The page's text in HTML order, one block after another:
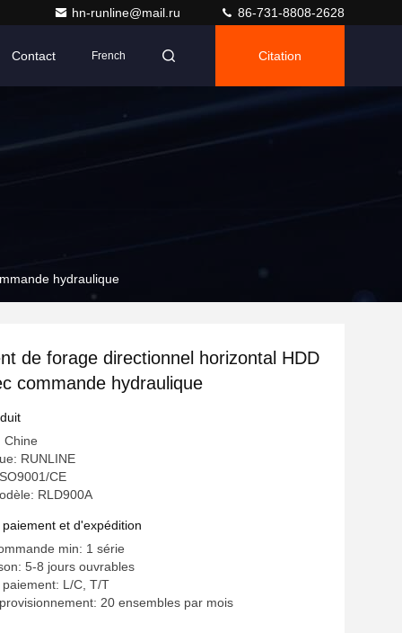
hn-runline@mail.ru 86-731-8808-2628
Contact French Citation
hydraulique
de forage directionnel horizontal HDD
commande hydraulique
Chine
RUNLINE
CE
RLD900A
et d'expédition
min: 1 série
5-8 jours ouvrables
L/C, T/T
20 ensembles par mois